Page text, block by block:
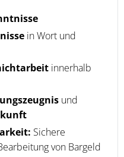
in Wort und
innerhalb
und
Sichere
von Bargeld